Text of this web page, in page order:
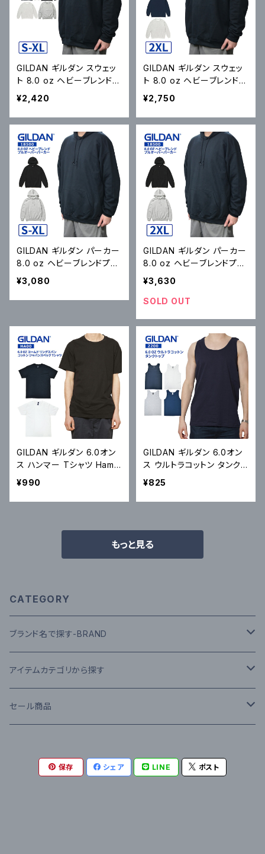
GILDAN ギルダン スウェッ
ト 8.0 oz ヘビーブレンドス
ウェットシャツ Heavy Blen
d 8.0 oz Crewneck Swe
atshirt トレーナー フリース
¥2,420
GILDAN ギルダン スウェッ
ト 8.0 oz ヘビーブレンドス
ウェットシャツ Heavy Blen
d 8.0 oz Crewneck Swe
atshirt トレーナー フリース
¥2,750
GILDAN ギルダン パーカー
8.0 oz ヘビーブレンドプル
オーバーパーカー Heavy
Blend 8.0 oz Hooded S
weatshirt フリース S-XL
¥3,080
GILDAN ギルダン パーカー
8.0 oz ヘビーブレンドプル
オーバーパーカー Heavy
Blend 8.0 oz Hooded S
weatshirt フリース 2XL ブ
¥3,630
SOLD OUT
GILDAN ギルダン 6.0オン
ス ハンマー Tシャツ Hamm
er 6.0 oz Short Sleeve
ソー トップス 無地Tシャツ
¥990
GILDAN ギルダン 6.0オン
ス ウルトラコットン タンクト
ップ Tank Top ノースリー
S-XL 2200 メール便対応
¥825
もっと見る
CATEGORY
ブランド名で探す-BRAND
A-H
American Apparel
BEN DAVIS
I-P
IRON&RESIN
RED KAP
アイテムカテゴリから探す
▼ HEAD WEAR
Tee S/S
▼ OUTER
セール商品
TOPS(L/S)
保存 シェア LINE ポスト